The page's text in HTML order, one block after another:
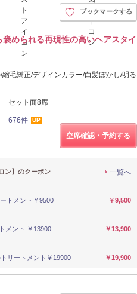
ブックマークする
められる再現性の高いヘアスタイ
毛矯正/デザインカラー/白髪ぼかし/明る
セット面8席
676件 UP
空席確認・予約する
ン】のクーポン 一覧へ
トメント￥9500 ￥9,500
メント ￥13900 ￥13,900
リートメント￥19900 ￥19,900